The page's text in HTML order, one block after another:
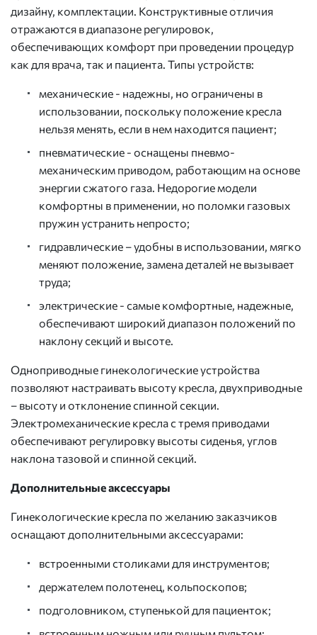
дизайну, комплектации. Конструктивные отличия
отражаются в диапазоне регулировок,
обеспечивающих комфорт при проведении процедур
как для врача, так и пациента. Типы устройств:
механические - надежны, но ограничены в
использовании, поскольку положение кресла
нельзя менять, если в нем находится пациент;
пневматические - оснащены пневмо-
механическим приводом, работающим на основе
энергии сжатого газа. Недорогие модели
комфортны в применении, но поломки газовых
пружин устранить непросто;
гидравлические – удобны в использовании, мягко
меняют положение, замена деталей не вызывает
труда;
электрические - самые комфортные, надежные,
обеспечивают широкий диапазон положений по
наклону секций и высоте.
Одноприводные гинекологические устройства
позволяют настраивать высоту кресла, двухприводные
– высоту и отклонение спинной секции.
Электромеханические кресла с тремя приводами
обеспечивают регулировку высоты сиденья, углов
наклона тазовой и спинной секций.
Дополнительные аксессуары
Гинекологические кресла по желанию заказчиков
оснащают дополнительными аксессуарами:
встроенными столиками для инструментов;
держателем полотенец, кольпоскопов;
подголовником, ступенькой для пациенток;